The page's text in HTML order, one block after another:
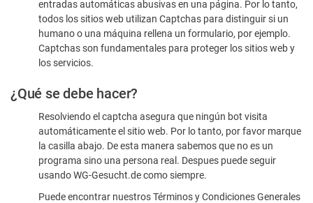
humano
entradas automáticas abusivas en una página. Por lo tanto,
todos los sitios web utilizan Captchas para distinguir si un
humano o una máquina rellena un formulario, por ejemplo.
Captchas son fundamentales para proteger los sitios web y
los servicios.
¿Qué se debe hacer?
Resolviendo el captcha asegura que ningún bot visita
automáticamente el sitio web. Por lo tanto, por favor marque
la casilla abajo. De esta manera sabemos que no es un
programa sino una persona real. Despues puede seguir
usando WG-Gesucht.de como siempre.
Puede encontrar nuestros Términos y Condiciones Generales